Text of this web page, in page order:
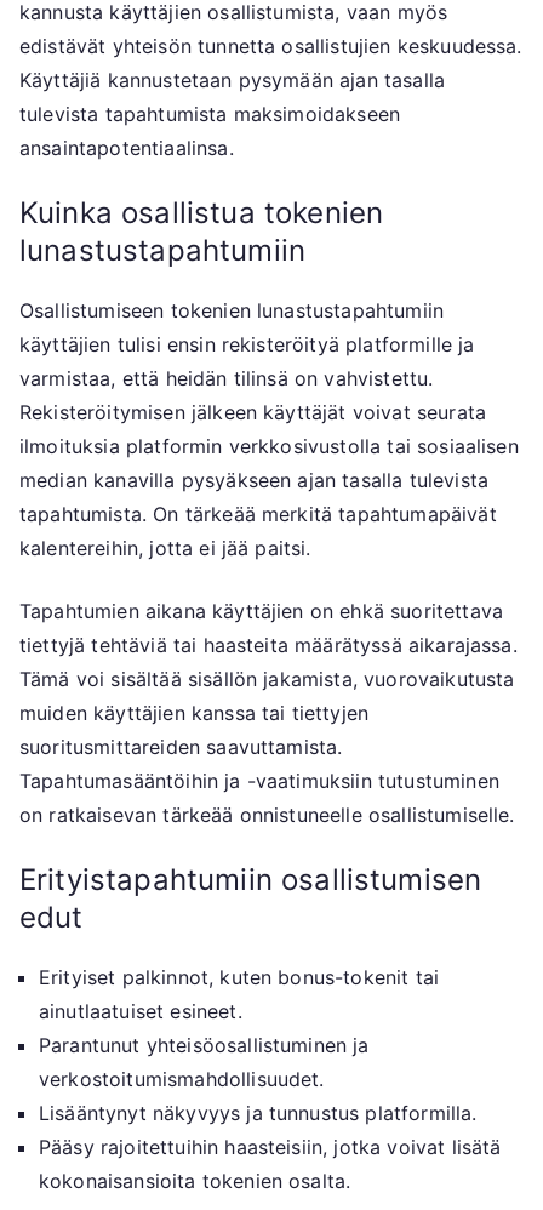
kannusta käyttäjien osallistumista, vaan myös
edistävät yhteisön tunnetta osallistujien keskuudessa.
Käyttäjiä kannustetaan pysymään ajan tasalla
tulevista tapahtumista maksimoidakseen
ansaintapotentiaalinsa.
Kuinka osallistua tokenien
lunastustapahtumiin
Osallistumiseen tokenien lunastustapahtumiin
käyttäjien tulisi ensin rekisteröityä platformille ja
varmistaa, että heidän tilinsä on vahvistettu.
Rekisteröitymisen jälkeen käyttäjät voivat seurata
ilmoituksia platformin verkkosivustolla tai sosiaalisen
median kanavilla pysyäkseen ajan tasalla tulevista
tapahtumista. On tärkeää merkitä tapahtumapäivät
kalentereihin, jotta ei jää paitsi.
Tapahtumien aikana käyttäjien on ehkä suoritettava
tiettyjä tehtäviä tai haasteita määrätyssä aikarajassa.
Tämä voi sisältää sisällön jakamista, vuorovaikutusta
muiden käyttäjien kanssa tai tiettyjen
suoritusmittareiden saavuttamista.
Tapahtumasääntöihin ja -vaatimuksiin tutustuminen
on ratkaisevan tärkeää onnistuneelle osallistumiselle.
Erityistapahtumiin osallistumisen
edut
Erityiset palkinnot, kuten bonus-tokenit tai
ainutlaatuiset esineet.
Parantunut yhteisöosallistuminen ja
verkostoitumismahdollisuudet.
Lisääntynyt näkyvyys ja tunnustus platformilla.
Pääsy rajoitettuihin haasteisiin, jotka voivat lisätä
kokonaisansioita tokenien osalta.